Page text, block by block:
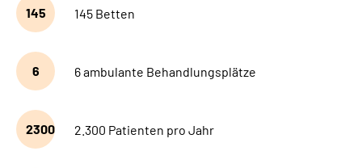
145 145 Betten
6 6 ambulante Behandlungsplätze
2300 2.300 Patienten pro Jahr